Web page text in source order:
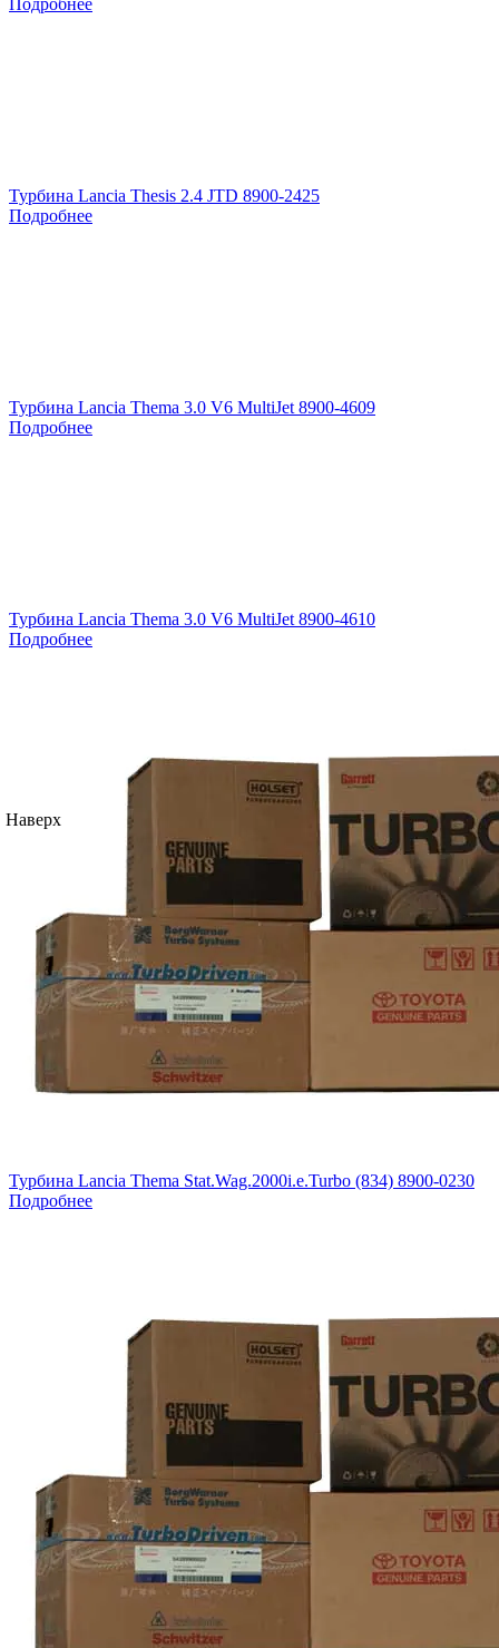
Турбина Lancia Thesis 2.4 JTD 8900-2425
Подробнее
Турбина Lancia Thema 3.0 V6 MultiJet 8900-4609
Подробнее
Турбина Lancia Thema 3.0 V6 MultiJet 8900-4610
Подробнее
Турбина Lancia Thema Stat.Wag.2000i.e.Turbo (834) 8900-0230
Подробнее
Наверх